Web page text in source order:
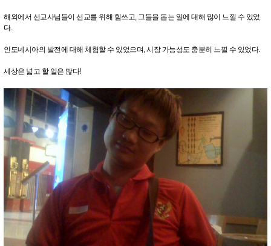
해외에서 선교사님들이 선교를 위해 힘쓰고, 그들을 돕는 일에 대해 많이 느낄 수 있었
다.
인도네시아의 발전에 대해 체험할 수 있었으며, 시장 가능성도 충분히 느낄 수 있었다.
세상은 넓고 할 일은 많다!